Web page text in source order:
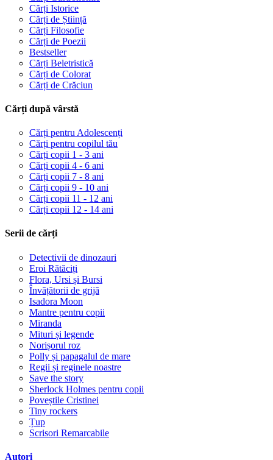
Cărți Istorice
Cărți de Știință
Cărți Filosofie
Cărți de Poezii
Bestseller
Cărți Beletristică
Cărți de Colorat
Cărți de Crăciun
Cărți după vârstă
Cărți pentru Adolescenți
Cărți pentru copilul tău
Cărți copii 1 - 3 ani
Cărți copii 4 - 6 ani
Cărți copii 7 - 8 ani
Cărți copii 9 - 10 ani
Cărți copii 11 - 12 ani
Cărți copii 12 - 14 ani
Serii de cărți
Detectivii de dinozauri
Eroi Rătăciți
Flora, Ursi și Bursi
Învățătorii de grijă
Isadora Moon
Mantre pentru copii
Miranda
Mituri și legende
Norișorul roz
Polly și papagalul de mare
Regii și reginele noastre
Save the story
Sherlock Holmes pentru copii
Poveștile Cristinei
Tiny rockers
Țup
Scrisori Remarcabile
Autori